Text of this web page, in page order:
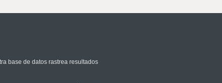
base de datos rastrea resultados